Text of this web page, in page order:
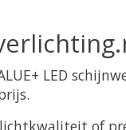
LED
of